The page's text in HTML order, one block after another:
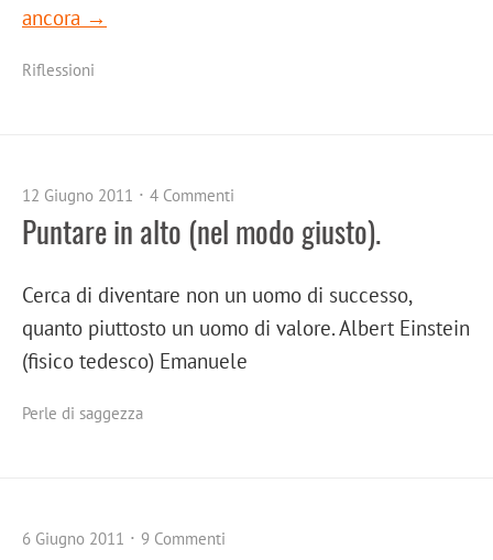
ancora →
Riflessioni
12 Giugno 2011 4 Commenti
Puntare in alto (nel modo giusto).
Cerca di diventare non un uomo di successo,
quanto piuttosto un uomo di valore. Albert Einstein
(fisico tedesco) Emanuele
Perle di saggezza
6 Giugno 2011 9 Commenti